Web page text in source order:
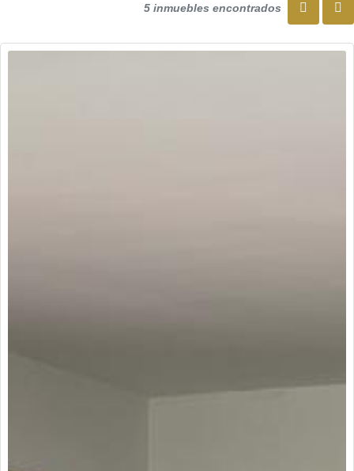
5 inmuebles encontrados